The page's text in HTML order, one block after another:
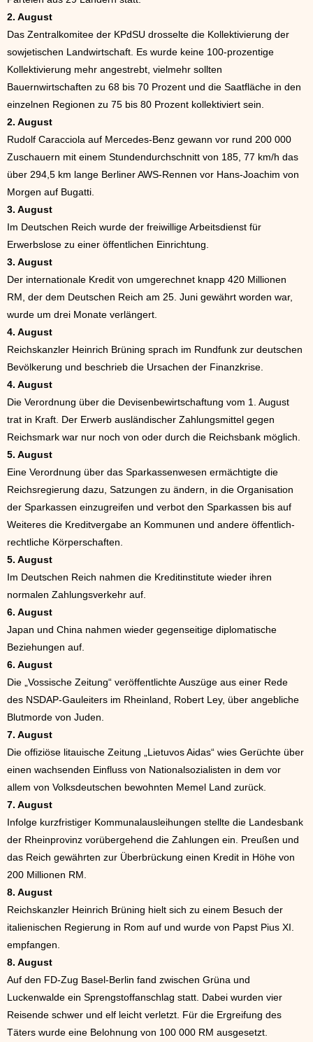
2. August
Das Zentralkomitee der KPdSU drosselte die Kollektivierung der
sowjetischen Landwirtschaft. Es wurde keine 100-prozentige
Kollektivierung mehr angestrebt, vielmehr sollten
Bauernwirtschaften zu 68 bis 70 Prozent und die Saatfläche in den
einzelnen Regionen zu 75 bis 80 Prozent kollektiviert sein.
2. August
Rudolf Caracciola auf Mercedes-Benz gewann vor rund 200 000
Zuschauern mit einem Stundendurchschnitt von 185, 77 km/h das
über 294,5 km lange Berliner AWS-Rennen vor Hans-Joachim von
Morgen auf Bugatti.
3. August
Im Deutschen Reich wurde der freiwillige Arbeitsdienst für
Erwerbslose zu einer öffentlichen Einrichtung.
3. August
Der internationale Kredit von umgerechnet knapp 420 Millionen
RM, der dem Deutschen Reich am 25. Juni gewährt worden war,
wurde um drei Monate verlängert.
4. August
Reichskanzler Heinrich Brüning sprach im Rundfunk zur deutschen
Bevölkerung und beschrieb die Ursachen der Finanzkrise.
4. August
Die Verordnung über die Devisenbewirtschaftung vom 1. August
trat in Kraft. Der Erwerb ausländischer Zahlungsmittel gegen
Reichsmark war nur noch von oder durch die Reichsbank möglich.
5. August
Eine Verordnung über das Sparkassenwesen ermächtigte die
Reichsregierung dazu, Satzungen zu ändern, in die Organisation
der Sparkassen einzugreifen und verbot den Sparkassen bis auf
Weiteres die Kreditvergabe an Kommunen und andere öffentlich-
rechtliche Körperschaften.
5. August
Im Deutschen Reich nahmen die Kreditinstitute wieder ihren
normalen Zahlungsverkehr auf.
6. August
Japan und China nahmen wieder gegenseitige diplomatische
Beziehungen auf.
6. August
Die „Vossische Zeitung“ veröffentlichte Auszüge aus einer Rede
des NSDAP-Gauleiters im Rheinland, Robert Ley, über angebliche
Blutmorde von Juden.
7. August
Die offiziöse litauische Zeitung „Lietuvos Aidas“ wies Gerüchte über
einen wachsenden Einfluss von Nationalsozialisten in dem vor
allem von Volksdeutschen bewohnten Memel Land zurück.
7. August
Infolge kurzfristiger Kommunalausleihungen stellte die Landesbank
der Rheinprovinz vorübergehend die Zahlungen ein. Preußen und
das Reich gewährten zur Überbrückung einen Kredit in Höhe von
200 Millionen RM.
8. August
Reichskanzler Heinrich Brüning hielt sich zu einem Besuch der
italienischen Regierung in Rom auf und wurde von Papst Pius XI.
empfangen.
8. August
Auf den FD-Zug Basel-Berlin fand zwischen Grüna und
Luckenwalde ein Sprengstoffanschlag statt. Dabei wurden vier
Reisende schwer und elf leicht verletzt. Für die Ergreifung des
Täters wurde eine Belohnung von 100 000 RM ausgesetzt.